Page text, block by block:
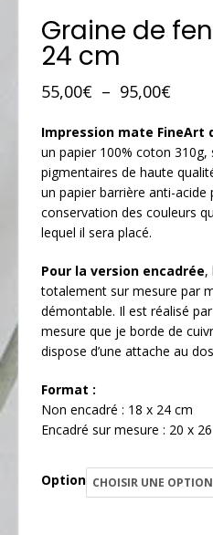
Graine de
24 cm
55,00€ – 95,00€Plage
prix :
à
Impression mate FineArt
un papier 100% coton 310g,
pigmentaires de haute
un papier barrière anti-acide
conservation des couleurs
lequel il sera placé.
Pour la version encadrée,
totalement sur mesure par
démontable. Il est réalisé
mesure que je borde de
dispose d’une attache au
Format :
Non encadré : 18 x 24 cm
Encadré sur mesure : 20 x
Option